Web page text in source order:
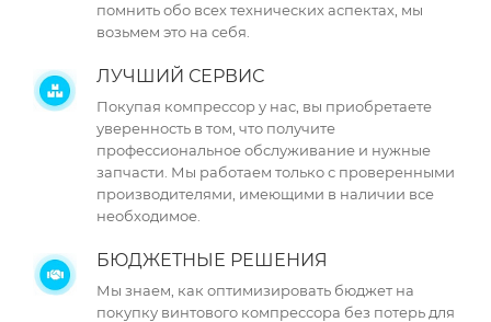
помнить обо всех технических аспектах, мы
возьмем это на себя.
ЛУЧШИЙ СЕРВИС
Покупая компрессор у нас, вы приобретаете
уверенность в том, что получите
профессиональное обслуживание и нужные
запчасти. Мы работаем только с проверенными
производителями, имеющими в наличии все
необходимое.
БЮДЖЕТНЫЕ РЕШЕНИЯ
Мы знаем, как оптимизировать бюджет на
покупку винтового компрессора без потерь для